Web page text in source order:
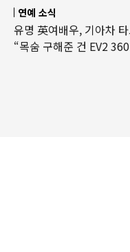
연예 소식
유명 英여배우, 기아차
“목숨 구해준 건 EV2